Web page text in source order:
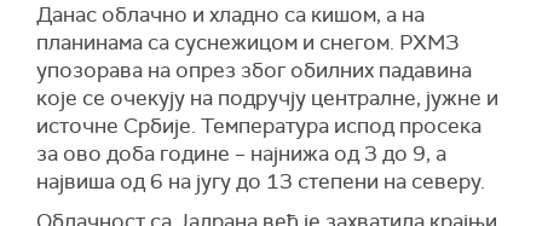
Данас облачно и хладно са кишом, а на
планинама са суснежицом и снегом. РХМЗ
упозорава на опрез због обилних падавина
које се очекују на подручју централне, јужне и
источне Србије. Температура испод просека
за ово доба године – најнижа од 3 до 9, а
највиша од 6 на југу до 13 степени на северу.